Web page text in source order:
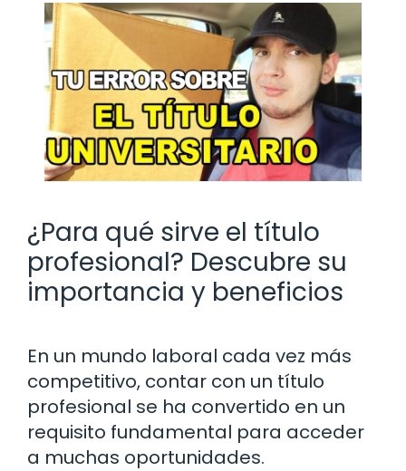
¿Para qué sirve el título
profesional? Descubre su
importancia y beneficios
En un mundo laboral cada vez más
competitivo, contar con un título
profesional se ha convertido en un
requisito fundamental para acceder
a muchas oportunidades.